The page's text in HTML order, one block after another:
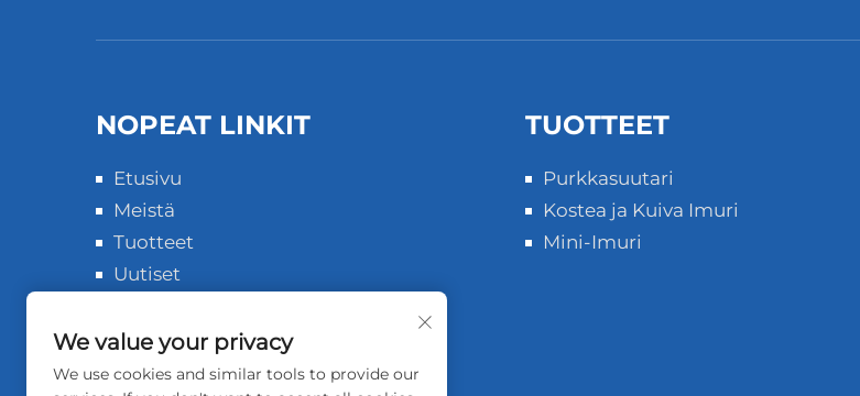
NOPEAT LINKIT
Etusivu
Meistä
Tuotteet
Uutiset
Lataa
Ota yhteyttä
TUOTTEET
Purkkasuutari
Kostea ja Kuiva Imuri
Mini-Imuri
We value your privacy
We use cookies and similar tools to provide our